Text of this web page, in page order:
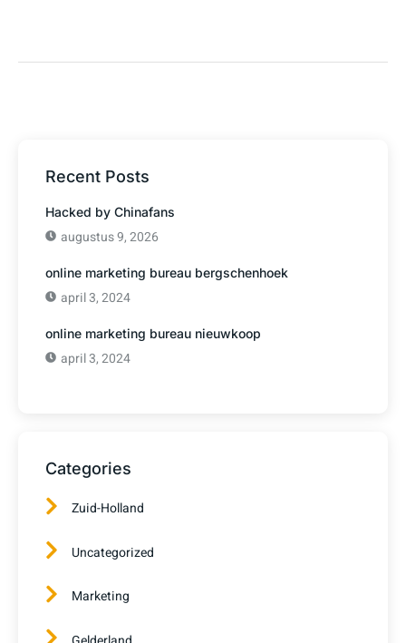
Recent Posts
Hacked by Chinafans
augustus 9, 2026
online marketing bureau bergschenhoek
april 3, 2024
online marketing bureau nieuwkoop
april 3, 2024
Categories
Zuid-Holland
Uncategorized
Marketing